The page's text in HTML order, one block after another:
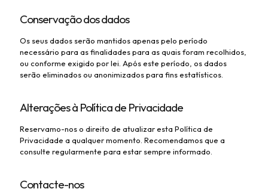
Conservação dos dados
Os seus dados serão mantidos apenas pelo período
necessário para as finalidades para as quais foram recolhidos,
ou conforme exigido por lei. Após este período, os dados
serão eliminados ou anonimizados para fins estatísticos.
Alterações à Política de Privacidade
Reservamo-nos o direito de atualizar esta Política de
Privacidade a qualquer momento. Recomendamos que a
consulte regularmente para estar sempre informado.
Contacte-nos